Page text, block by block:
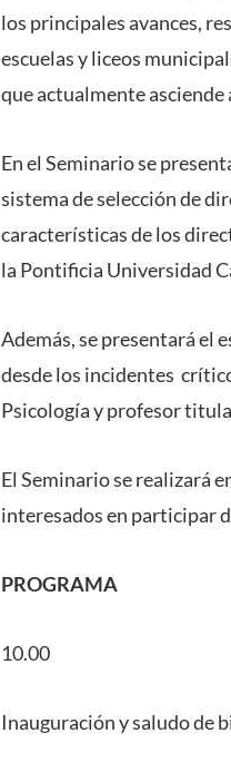
los principales avances,
escuelas y liceos
que actualmente
En el Seminario se
sistema de selección de
características de los
la Pontificia Universidad
Además, se presentará el
desde los incidentes
Psicología y profesor
El Seminario se realizará
interesados en participar
PROGRAMA
10.00
Inauguración y saludo de